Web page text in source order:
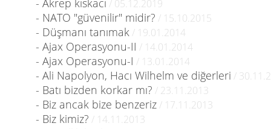
- Akrep kıskacı / 05.12.2019
- NATO "güvenilir" midir? / 15.10.2015
- Düşmanı tanımak / 19.01.2014
- Ajax Operasyonu-II / 14.01.2014
- Ajax Operasyonu-I / 13.01.2014
- Ali Napolyon, Hacı Wilhelm ve diğerleri /
- Batı bizden korkar mı? / 23.11.2013
- Biz ancak bize benzeriz / 17.11.2013
- Biz kimiz? / 14.11.2013